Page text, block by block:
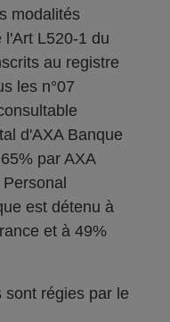
modalités
l'Art L520-1 du
au registre
les n°07
d'AXA Banque
par AXA
est détenu à
et à 49%
sont régies par le